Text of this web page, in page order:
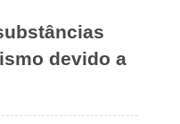
devido a